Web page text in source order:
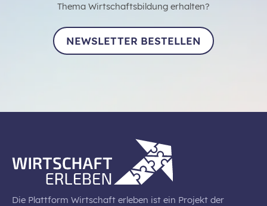
Thema Wirtschaftsbildung erhalten?
NEWSLETTER BESTELLEN
Die Plattform Wirtschaft erleben ist ein Projekt der